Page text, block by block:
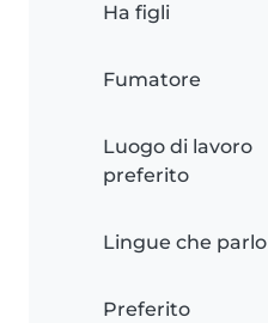
Ha figli
Fumatore
Luogo di lavoro
preferito
Lingue che parlo
Preferito